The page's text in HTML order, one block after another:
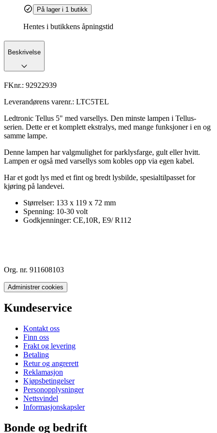
På lager i 1 butikk
Hentes i butikkens åpningstid
Beskrivelse
FKnr.: 92922939
Leverandørens varenr.: LTC5TEL
Ledtronic Tellus 5" med varsellys. Den minste lampen i Tellus-
serien. Dette er et komplett ekstralys, med mange funksjoner i en og
samme lampe.
Denne lampen har valgmulighet for parklysfarge, gult eller hvitt.
Lampen er også med varsellys som kobles opp via egen kabel.
Har et godt lys med et fint og bredt lysbilde, spesialtilpasset for
kjøring på landevei.
Størrelser: 133 x 119 x 72 mm
Spenning: 10-30 volt
Godkjenninger: CE,10R, E9/ R112
Org. nr. 911608103
Administrer cookies
Kundeservice
Kontakt oss
Finn oss
Frakt og levering
Betaling
Retur og angrerett
Reklamasjon
Kjøpsbetingelser
Personopplysninger
Nettsvindel
Informasjonskapsler
Bonde og bedrift